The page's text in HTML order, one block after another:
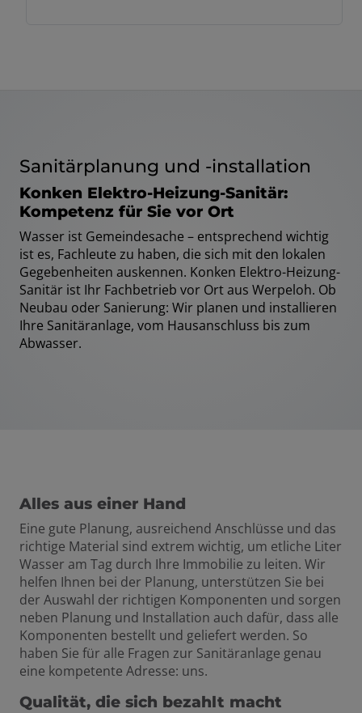
Sanitärplanung und -installation
Konken Elektro-Heizung-Sanitär:
Kompetenz für Sie vor Ort
Wasser ist Gemeindesache – entsprechend wichtig
ist es, Fachleute zu haben, die sich mit den lokalen
Gegebenheiten auskennen. Konken Elektro-Heizung-
Sanitär ist Ihr Fachbetrieb vor Ort aus Werpeloh. Ob
Neubau oder Sanierung: Wir planen und installieren
Ihre Sanitäranlage, vom Hausanschluss bis zum
Abwasser.
Alles aus einer Hand
Eine gute Planung, ausreichend Anschlüsse und das
richtige Material sind extrem wichtig, um etliche Liter
Wasser am Tag durch Ihre Immobilie zu leiten. Wir
helfen Ihnen bei der Planung, unterstützen Sie bei
der Auswahl der richtigen Komponenten und sorgen
neben Planung und Installation auch dafür, dass alle
Komponenten bestellt und geliefert werden. So
haben Sie für alle Fragen zur Sanitäranlage genau
eine kompetente Adresse: uns.
Qualität, die sich bezahlt macht